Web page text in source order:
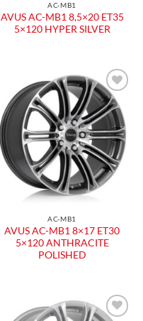
AC-MB1
AVUS AC-MB1 8,5×20 ET35
5×120 HYPER SILVER
Aggiungi
alla lista
dei
desideri
AC-MB1
AVUS AC-MB1 8×17 ET30
5×120 ANTHRACITE
POLISHED